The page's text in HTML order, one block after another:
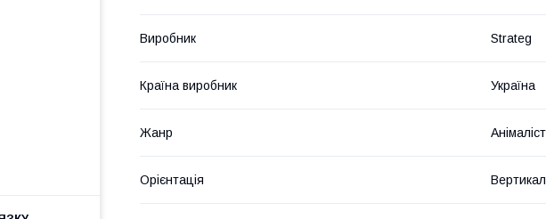
Виробник Strateg
Країна виробник Україна
Жанр
Орієнтація